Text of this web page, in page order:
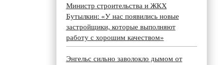
Министр строительства и ЖКХ
Бутылкин: «У нас появились новые
застройщики, которые выполняют
работу с хорошим качеством»
Энгельс сильно заволокло дымом от